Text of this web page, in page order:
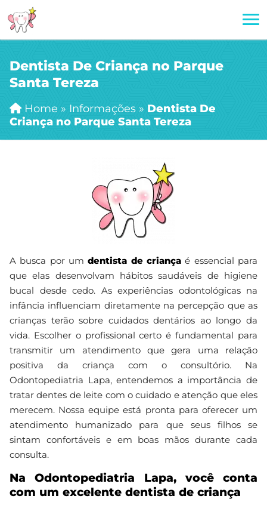
Dentista De Criança no Parque
Santa Tereza
Home » Informações » Dentista De
Criança no Parque Santa Tereza
A busca por umdentista de criança é essencial para
que elas desenvolvam hábitos saudáveis de higiene
bucal desde cedo. As experiências odontológicas na
infância influenciam diretamente na percepção que as
crianças terão sobre cuidados dentários ao longo da
vida. Escolher o profissional certo é fundamental para
transmitir um atendimento que gera uma relação
positiva da criança com o consultório. Na
Odontopediatria Lapa, entendemos a importância de
tratar dentes de leite com o cuidado e atenção que eles
merecem. Nossa equipe está pronta para oferecer um
atendimento humanizado para que seus filhos se
sintam confortáveis e em boas mãos durante cada
consulta.
Na Odontopediatria Lapa, você conta
com um excelente dentista de criança